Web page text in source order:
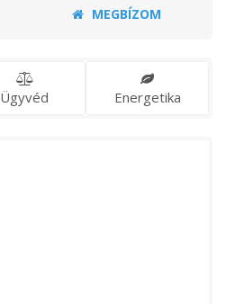
MEGBÍZOM
Ügyvéd Energetika